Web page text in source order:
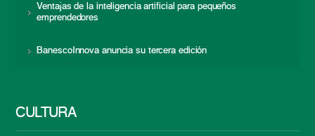
Ventajas de la inteligencia artificial para pequeños
emprendedores
BanescoInnova anuncia su tercera edición
CULTURA